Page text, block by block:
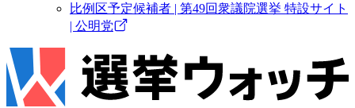
比例区予定候補者 | 第49回衆議院選挙 特設サイト
| 公明党